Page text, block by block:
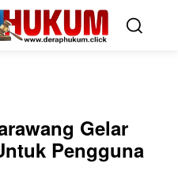
Gelar
Pengguna